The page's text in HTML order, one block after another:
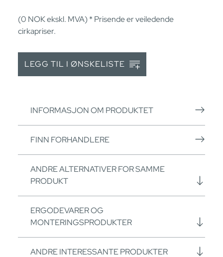
(0 NOKekskl. MVA) * Prisende er veiledende
cirkapriser.
LEGG TIL I ØNSKELISTE
INFORMASJON OM PRODUKTET
FINN FORHANDLERE
ANDRE ALTERNATIVER FOR SAMME
PRODUKT
ERGODEVARER OG
MONTERINGSPRODUKTER
ANDRE INTERESSANTE PRODUKTER